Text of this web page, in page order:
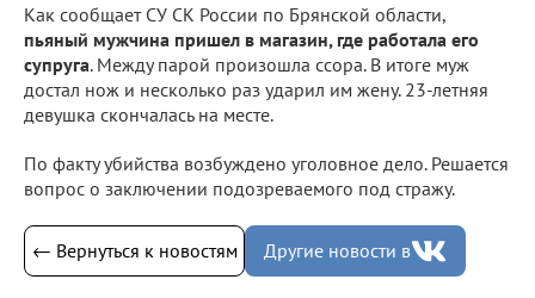
Как сообщает СУ СК России по Брянской области,
пьяный мужчина пришел в магазин, где работала его
супруга. Между парой произошла ссора. В итоге муж
достал нож и несколько раз ударил им жену. 23-летняя
девушка скончалась на месте.
По факту убийства возбуждено уголовное дело. Решается
вопрос о заключении подозреваемого под стражу.
← Вернуться к новостям Другие новости в